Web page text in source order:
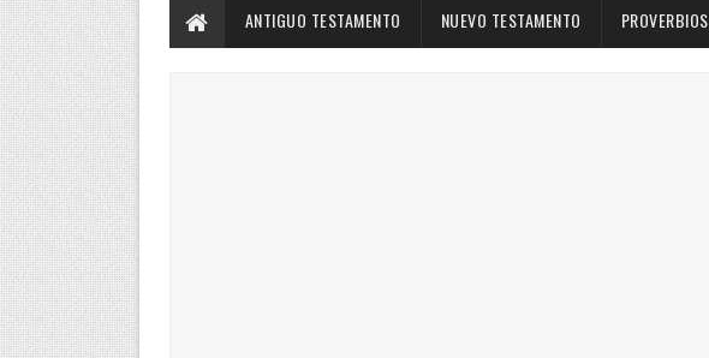
ANTIGUO TESTAMENTO NUEVO TESTAMENTO PROVERBIOS